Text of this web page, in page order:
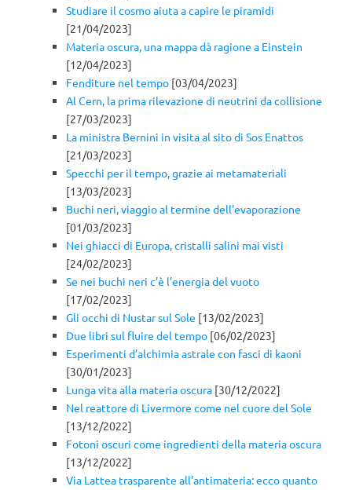
Studiare il cosmo aiuta a capire le piramidi
[21/04/2023]
Materia oscura, una mappa dà ragione a Einstein
[12/04/2023]
Fenditure nel tempo [03/04/2023]
Al Cern, la prima rilevazione di neutrini da collisione
[27/03/2023]
La ministra Bernini in visita al sito di Sos Enattos
[21/03/2023]
Specchi per il tempo, grazie ai metamateriali
[13/03/2023]
Buchi neri, viaggio al termine dell’evaporazione
[01/03/2023]
Nei ghiacci di Europa, cristalli salini mai visti
[24/02/2023]
Se nei buchi neri c’è l’energia del vuoto
[17/02/2023]
Gli occhi di Nustar sul Sole [13/02/2023]
Due libri sul fluire del tempo [06/02/2023]
Esperimenti d’alchimia astrale con fasci di kaoni
[30/01/2023]
Lunga vita alla materia oscura [30/12/2022]
Nel reattore di Livermore come nel cuore del Sole
[13/12/2022]
Fotoni oscuri come ingredienti della materia oscura
[13/12/2022]
Via Lattea trasparente all’antimateria: ecco quanto